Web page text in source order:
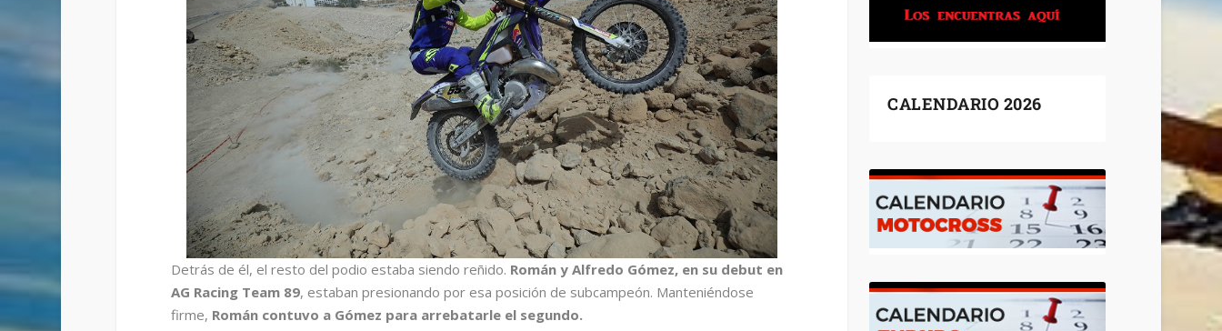
Detrás de él, el resto del podio estaba siendo reñido. Román y Alfredo Gómez, en su debut en
AG Racing Team 89, estaban presionando por esa posición de subcampeón. Manteniéndose
firme, Román contuvo a Gómez para arrebatarle el segundo.
CALENDARIO 2026